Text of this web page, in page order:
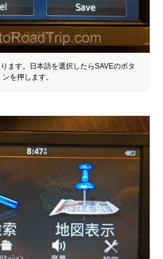
ます。日本語を選択したらSAVEのボタ
ンを押します。